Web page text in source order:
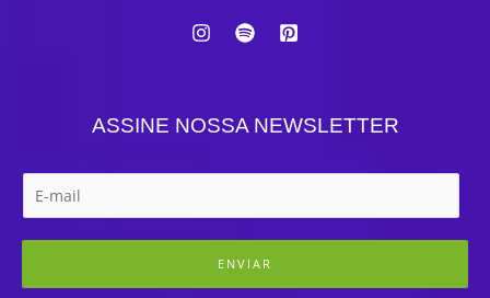
ASSINE NOSSA NEWSLETTER
ENVIAR